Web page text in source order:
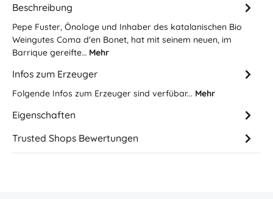
Beschreibung
Pepe Fuster, Önologe und Inhaber des katalanischen Bio
Weingutes Coma d'en Bonet, hat mit seinem neuen, im
Barrique gereifte… Mehr
Infos zum Erzeuger
Folgende Infos zum Erzeuger sind verfübar... Mehr
Eigenschaften
Trusted Shops Bewertungen